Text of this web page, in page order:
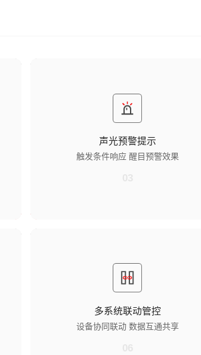
声光预警提示
触发条件响应 醒目预警效果
当监仓内屏触发报警或有紧急事件时，外屏自动启
通过红色警示灯闪烁 + 高分贝提示音，快速吸引周
多系统联动管控​
设备协同联动 数据互通共享
可对接监区监控、门禁系统，报警时同步触发关联
数据互通共享
将对讲、广播记录同步上传至智慧监所平台，实现